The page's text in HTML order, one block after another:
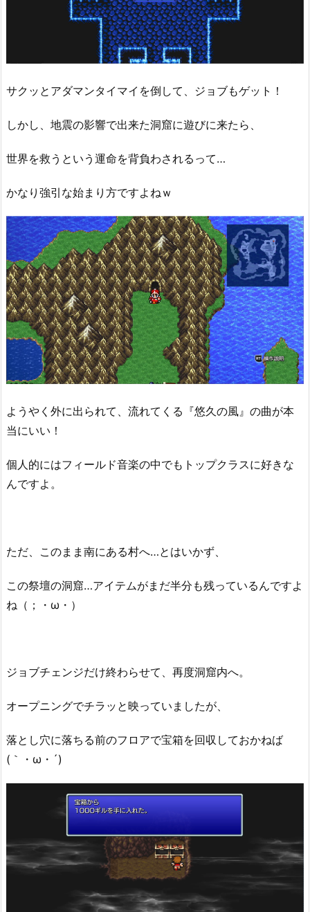
サクッとアダマンタイマイを倒して、ジョブもゲット！
しかし、地震の影響で出来た洞窟に遊びに来たら、
世界を救うという運命を背負わされるって…
かなり強引な始まり方ですよねｗ
ようやく外に出られて、流れてくる『悠久の風』の曲が本
当にいい！
個人的にはフィールド音楽の中でもトップクラスに好きな
んですよ。
ただ、このまま南にある村へ…とはいかず、
この祭壇の洞窟…アイテムがまだ半分も残っているんですよ
ね（；・ω・）
ジョブチェンジだけ終わらせて、再度洞窟内へ。
オープニングでチラッと映っていましたが、
落とし穴に落ちる前のフロアで宝箱を回収しておかねば
(｀・ω・´)